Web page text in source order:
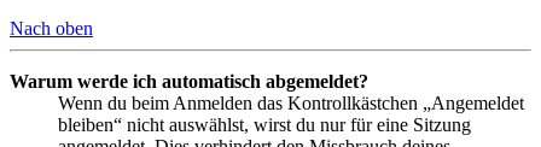
Nach oben
Warum werde ich automatisch abgemeldet?
Wenn du beim Anmelden das Kontrollkästchen „Angemeldet
bleiben“ nicht auswählst, wirst du nur für eine Sitzung